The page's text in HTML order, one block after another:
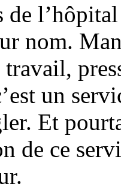
de
nom.
travail,
un
Et
de ce